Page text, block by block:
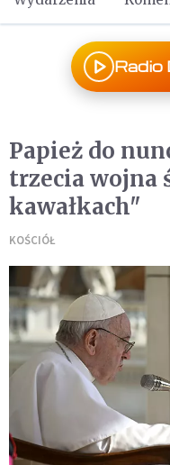
Radio
Papież do
trzecia wojna
kawałkach"
KOŚCIÓŁ